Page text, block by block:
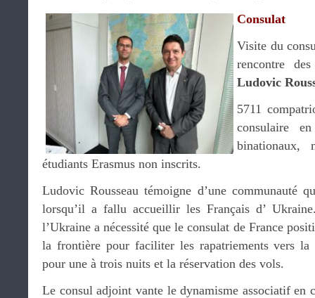
Consulat
Visite du
rencontre
Ludovic
5711
consulaire
étudiants Erasmus non inscrits.
Ludovic Rousseau témoigne d’une communauté
lorsqu’il a fallu accueillir les Français d’
l’Ukraine a nécessité que le consulat de France
la frontière pour faciliter les rapatriements vers la
pour une à trois nuits et la réservation des vols.
Le consul adjoint vante le dynamisme associatif en